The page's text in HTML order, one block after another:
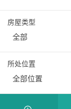
房屋类型
全部
所处位置
全部位置